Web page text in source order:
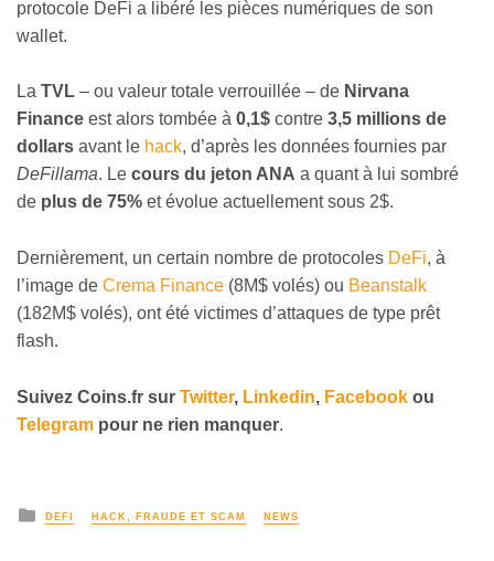
protocole DeFi a libéré les pièces numériques de son
wallet.
La TVL – ou valeur totale verrouillée – de Nirvana
Finance est alors tombée à 0,1$ contre 3,5 millions de
dollars avant le hack, d’après les données fournies par
DeFillama. Le cours du jeton ANA a quant à lui sombré
de plus de 75% et évolue actuellement sous 2$.
Dernièrement, un certain nombre de protocoles DeFi, à
l’image de Crema Finance (8M$ volés) ou Beanstalk
(182M$ volés), ont été victimes d’attaques de type prêt
flash.
Suivez Coins.fr sur Twitter, Linkedin, Facebook ou
Telegram pour ne rien manquer.
DEFI HACK, FRAUDE ET SCAM NEWS